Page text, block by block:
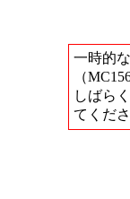
一時的
（MC156
しばら
てくださ